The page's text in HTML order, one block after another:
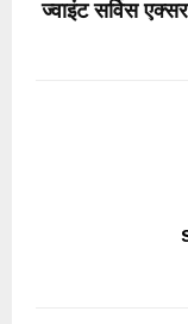
ज्वाइंट सर्विस